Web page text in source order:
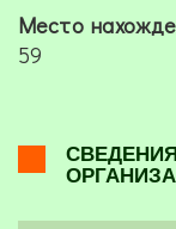
Место
59